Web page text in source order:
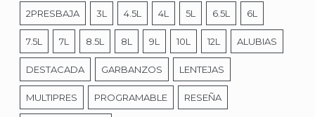
2PRESBAJA 3L 4.5L 4L 5L 6.5L 6L
7.5L 7L 8.5L 8L 9L 10L 12L ALUBIAS
DESTACADA GARBANZOS LENTEJAS
MULTIPRES PROGRAMABLE RESEÑA